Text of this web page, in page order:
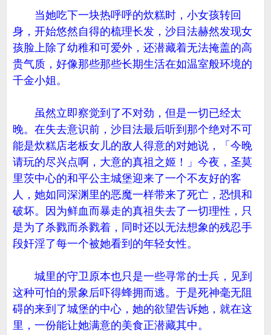
当她吃下一块热呼呼的炊糕时，小女孩转回
身，开始悠然自得的梳理长发，沙目法赫然发现女
孩脸上除了幼稚和可爱外，还潜藏着无法掩盖的高
贵气质，好像那些那些长期生活在如温室般环境的
千金小姐。
虽然立即察觉到了不对劲，但是一切已经太
晚。在失去意识前，沙目法最后听到那个绝对不可
能是炊糕店老板女儿的敌人得意的对她说，「今晚
请玩的尽兴点啊，大意的真祖之姬！」今夜，圣莫
里茨中心的和平公主城堡迎来了一个不友好的客
人，她如同深渊里的恶魔一样带来了死亡，恐惧和
破坏。因为鲜血而暴走的真祖失去了一切理性，只
是为了杀戮而杀戮着，同时还以无法想象的残忍手
段奸淫了每一个被她看到的年轻女性。
城里的守卫原本也只是一些寻常的士兵，见到
这种可怕的景象后吓得蜂拥而逃。于是死神毫无阻
碍的来到了城堡的中心，她的欲望告诉她，就在这
里，一份能让她满意的美食正潜藏其中。